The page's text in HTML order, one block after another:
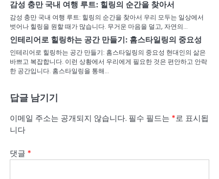
감성 충만 국내 여행 루트: 힐링의 순간을 찾아서
감성 충만 국내 여행 루트: 힐링의 순간을 찾아서 우리 모두는 일상에서
벗어나 힐링을 원할 때가 많습니다. 무거운 마음을 덜고, 자연의…
인테리어로 힐링하는 공간 만들기: 홈스타일링의 중요성
인테리어로 힐링하는 공간 만들기: 홈스타일링의 중요성 현대인의 삶은
바쁘고 복잡합니다. 이런 상황에서 우리에게 필요한 것은 편안하고 안락
한 공간입니다. 홈스타일링을 통해…
답글 남기기
이메일 주소는 공개되지 않습니다. 필수 필드는 *로 표시됩
니다
댓글 *